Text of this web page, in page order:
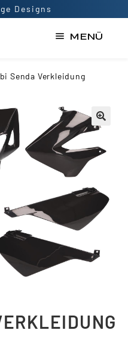
Top Beratung
MENÜ
Senda Verkleidung